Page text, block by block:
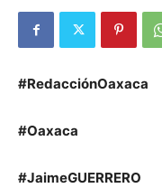
#RedacciónOaxaca
#Oaxaca
#JaimeGUERRERO